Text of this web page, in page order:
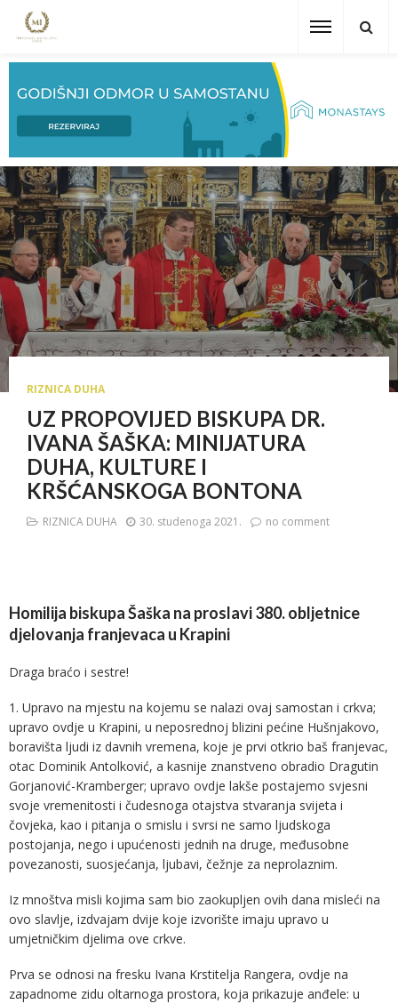
RIZNICA DUHA
UZ PROPOVIJED BISKUPA DR.
IVANA ŠAŠKA: MINIJATURA
DUHA, KULTURE I
KRŠĆANSKOGA BONTONA
RIZNICA DUHA 30. studenoga 2021. no comment
Homilija biskupa Šaška na proslavi 380. obljetnice
djelovanja franjevaca u Krapini
Draga braćo i sestre!
1. Upravo na mjestu na kojemu se nalazi ovaj samostan i crkva;
upravo ovdje u Krapini, u neposrednoj blizini pećine Hušnjakovo,
boravišta ljudi iz davnih vremena, koje je prvi otkrio baš franjevac,
otac Dominik Antolković, a kasnije znanstveno obradio Dragutin
Gorjanović-Kramberger; upravo ovdje lakše postajemo svjesni
svoje vremenitosti i čudesnoga otajstva stvaranja svijeta i
čovjeka, kao i pitanja o smislu i svrsi ne samo ljudskoga
postojanja, nego i upućenosti jednih na druge, međusobne
povezanosti, suosjećanja, ljubavi, čežnje za neprolaznim.
Iz mnoštva misli kojima sam bio zaokupljen ovih dana misleći na
ovo slavlje, izdvajam dvije koje izvorište imaju upravo u
umjetničkim djelima ove crkve.
Prva se odnosi na fresku Ivana Krstitelja Rangera, ovdje na
zapadnome zidu oltarnoga prostora, koja prikazuje anđele: u